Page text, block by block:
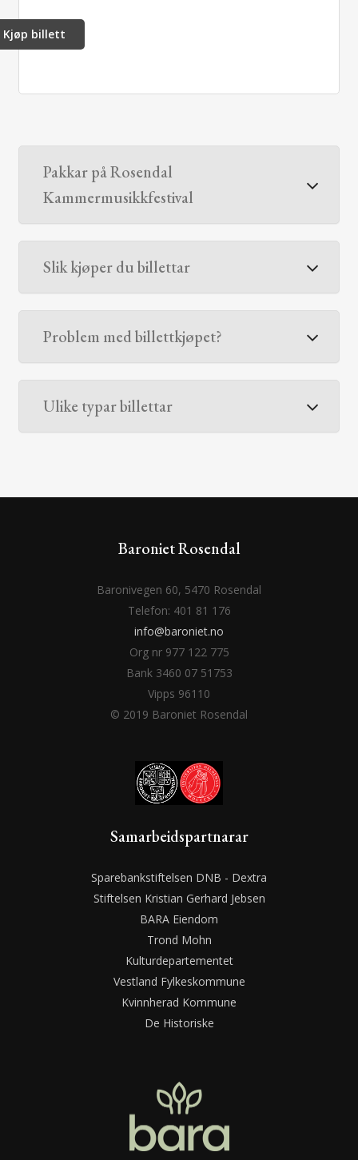
Kjøp billett
Pakkar på Rosendal
Kammermusikkfestival
Slik kjøper du billettar
Problem med billettkjøpet?
Ulike typar billettar
Baroniet Rosendal
Baronivegen 60, 5470 Rosendal
Telefon: 401 81 176
info@baroniet.no
Org nr 977 122 775
Bank 3460 07 51753
Vipps 96110
© 2019 Baroniet Rosendal
Samarbeidspartnarar
Sparebankstiftelsen DNB - Dextra
Stiftelsen Kristian Gerhard Jebsen
BARA Eiendom
Trond Mohn
Kulturdepartementet
Vestland Fylkeskommune
Kvinnherad Kommune
De Historiske